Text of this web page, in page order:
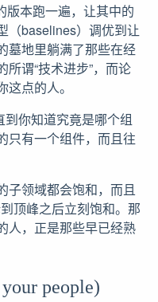
版本跑一遍，让其中的
（baselines）调优到让
地里躺满了那些在经
谓“技术进步”，而论
点的人。
你知道究竟是哪个组
只有一个组件，而且往
子领域都会饱和，而且
顶峰之后立刻饱和。那
人，正是那些早已经熟
people)